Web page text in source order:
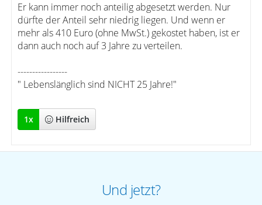
Er kann immer noch anteilig abgesetzt werden. Nur
dürfte der Anteil sehr niedrig liegen. Und wenn er
mehr als 410 Euro (ohne MwSt.) gekostet haben, ist er
dann auch noch auf 3 Jahre zu verteilen.
-----------------
" Lebenslänglich sind NICHT 25 Jahre!"
1x Hilfreich
Und jetzt?